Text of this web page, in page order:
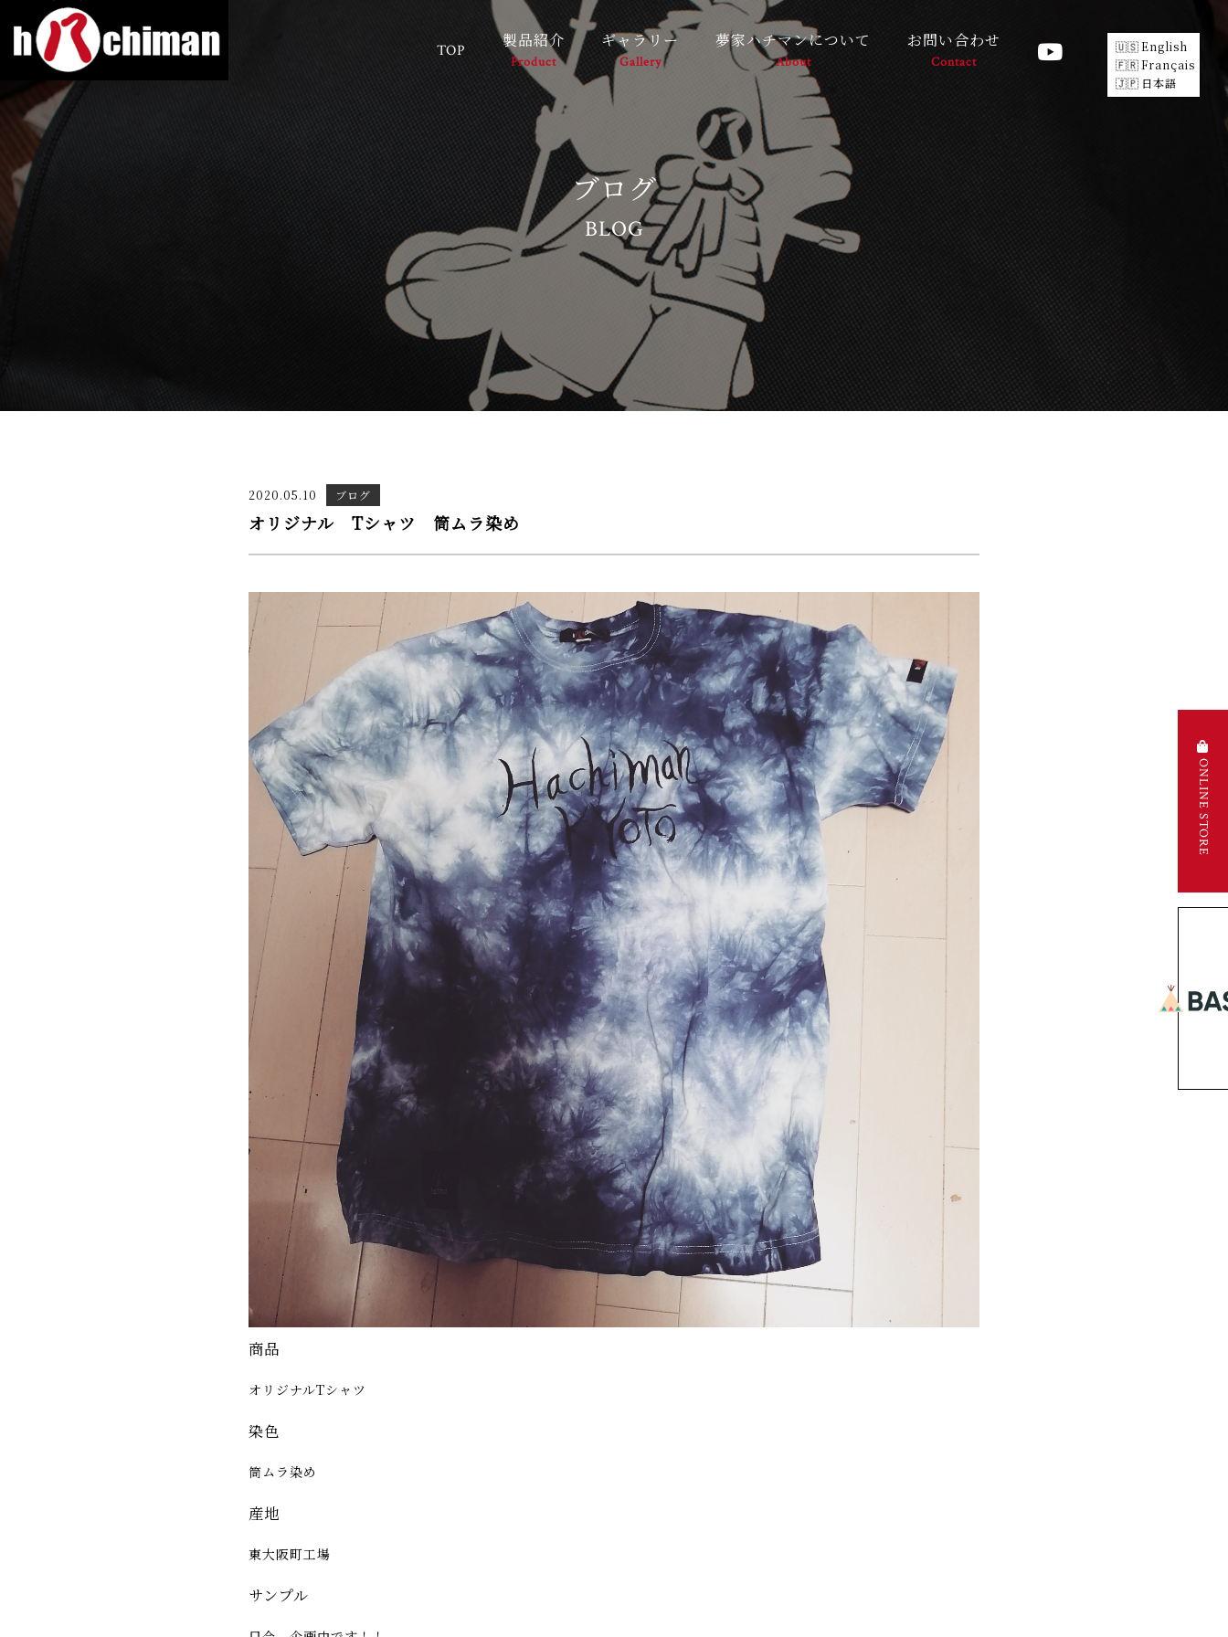
TOP 製品紹介
Product
ギャラリー
Gallery
夢家ハチマンについて
About
お問い合わせ
Contact
English
Français
日本語
ブログ
BLOG
2020.05.10 ブログ
オリジナル Tシャツ 筒ムラ染め
商品
オリジナルTシャツ
染色
筒ムラ染め
産地
東大阪町工場
サンプル
ONLINE STORE